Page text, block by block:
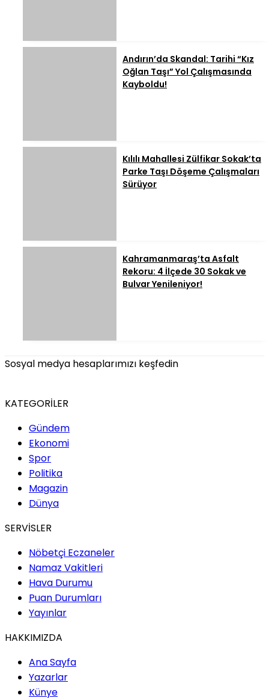
Andırın’da Skandal: Tarihi “Kız
Oğlan Taşı” Yol Çalışmasında
Kayboldu!
Kılılı Mahallesi Zülfikar Sokak’ta
Parke Taşı Döşeme Çalışmaları
Sürüyor
Kahramanmaraş’ta Asfalt
Rekoru: 4 İlçede 30 Sokak ve
Bulvar Yenileniyor!
Sosyal medya hesaplarımızı keşfedin
KATEGORİLER
Gündem
Ekonomi
Spor
Politika
Magazin
Dünya
SERVİSLER
Nöbetçi Eczaneler
Namaz Vakitleri
Hava Durumu
Puan Durumları
Yayınlar
HAKKIMIZDA
Ana Sayfa
Yazarlar
Künye